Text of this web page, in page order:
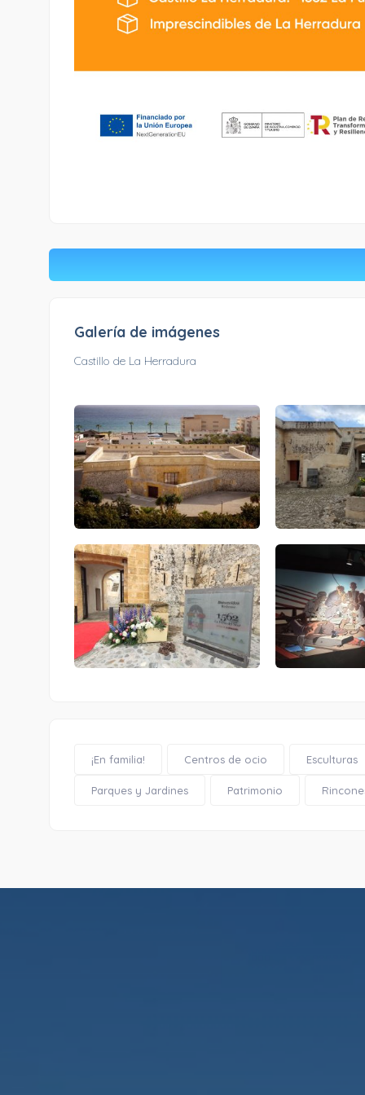
Galería de imágenes
Castillo de La Herradura
¡En familia! Centros de ocio Esculturas
Parques y Jardines Patrimonio